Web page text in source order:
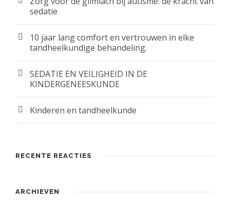
sedatie
10 jaar lang comfort en vertrouwen in elke
tandheelkundige behandeling.
SEDATIE EN VEILIGHEID IN DE
KINDERGENEESKUNDE
Kinderen en tandheelkunde
RECENTE REACTIES
ARCHIEVEN